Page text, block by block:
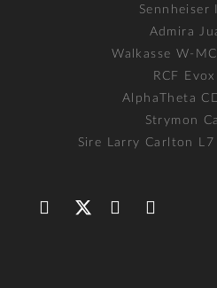
Sennheiser
Admira
Walkasse W-
RCF
AlphaTheta
Strymon
Sire Larry Carlton